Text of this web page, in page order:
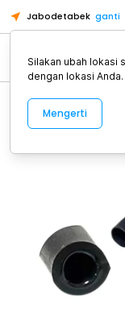
Jabodetabek ganti
Alat Kopi
Silakan ubah lokasi
dengan lokasi Anda.
Mengerti